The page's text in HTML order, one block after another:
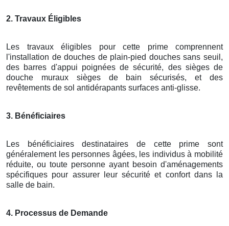
2. Travaux Éligibles
Les travaux éligibles pour cette prime comprennent
l'installation de douches de plain-pied douches sans seuil,
des barres d'appui poignées de sécurité, des sièges de
douche muraux sièges de bain sécurisés, et des
revêtements de sol antidérapants surfaces anti-glisse.
3. Bénéficiaires
Les bénéficiaires destinataires de cette prime sont
généralement les personnes âgées, les individus à mobilité
réduite, ou toute personne ayant besoin d'aménagements
spécifiques pour assurer leur sécurité et confort dans la
salle de bain.
4. Processus de Demande